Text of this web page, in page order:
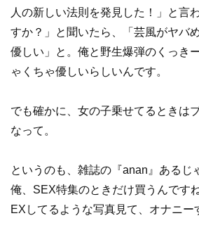
人の新しい法則を発見した！」と言
すか？」と聞いたら、「芸風がヤバ
優しい」と。俺と野生爆弾のくっき
ゃくちゃ優しいらしいんです。
でも確かに、女の子乗せてるときは
なって。
というのも、雑誌の『anan』あるじ
俺、SEX特集のときだけ買うんです
EXしてるような写真見て、オナニー